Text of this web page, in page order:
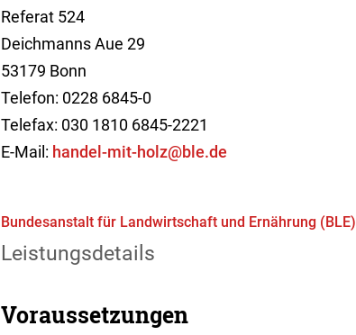
Referat 524
Deichmanns Aue 29
53179 Bonn
Telefon: 0228 6845-0
Telefax: 030 1810 6845-2221
E-Mail: handel-mit-holz@ble.de
Bundesanstalt für Landwirtschaft und Ernährung (BLE)
Leistungsdetails
Voraussetzungen